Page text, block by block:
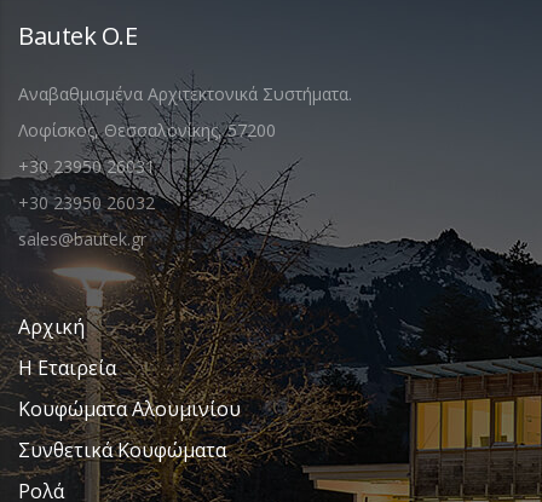
Bautek O.E
Αναβαθμισμένα Αρχιτεκτονικά Συστήματα.
Λοφίσκος, Θεσσαλονίκης, 57200
+30 23950 26031
+30 23950 26032
sales@bautek.gr
Αρχική
Η Εταιρεία
Κουφώματα Αλουμινίου
Συνθετικά Κουφώματα
Ρολά